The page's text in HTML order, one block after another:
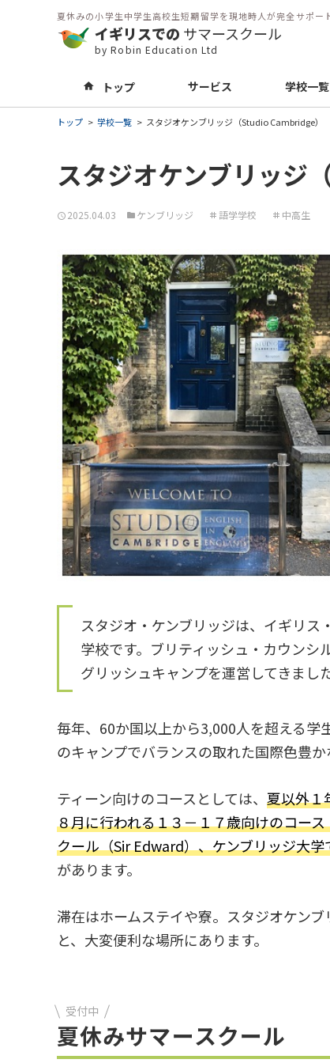
夏休みの小学生中学生高校生短期留学を現地時人が完全サポー
イギリスでの サマースクール
by Robin Education Ltd
トップ サービス 学校一覧
トップ 学校一覧 スタジオケンブリッジ（Studio Cambridge）
スタジオケンブリッジ
2025.04.03 ケンブリッジ 語学学校 中高生
スタジオ・ケンブリッジは、イギリ
学校です。ブリティッシュ・カウン
グリッシュキャンプを運営してきました
毎年、60か国以上から3,000人を超える学
のキャンプでバランスの取れた国際色豊
ティーン向けのコースとしては、 夏以外１
８月に行われる１３－１７歳向けのコー
クール（Sir Edward）、ケンブリッジ大
があります。
滞在はホームステイや寮。スタジオケン
と、大変便利な場所にあります。
受付中
夏休みサマースクール